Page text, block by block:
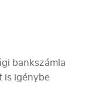
bankszámla
is igénybe